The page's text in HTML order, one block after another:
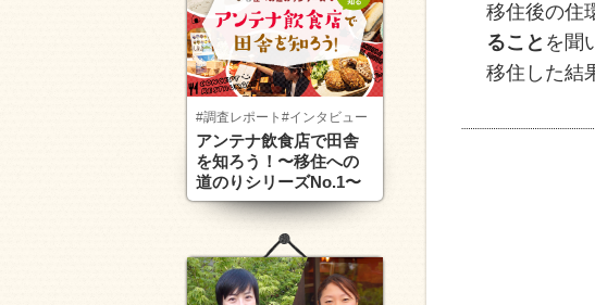
移住後の住
ること を聞
移住した結
#調査レポート #インタビュー
アンテナ飲食店で田舎
を知ろう！〜移住への
道のりシリーズNo.1〜